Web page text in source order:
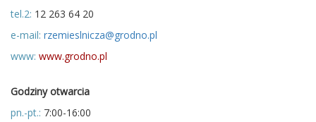
tel.2: 12 263 64 20
e-mail: rzemieslnicza@grodno.pl
www: www.grodno.pl
Godziny otwarcia
pn.-pt.: 7:00-16:00